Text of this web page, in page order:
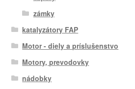
zámky
katalyzátory FAP
Motor - diely a príslušenstvo
Motory, prevodovky
nádobky